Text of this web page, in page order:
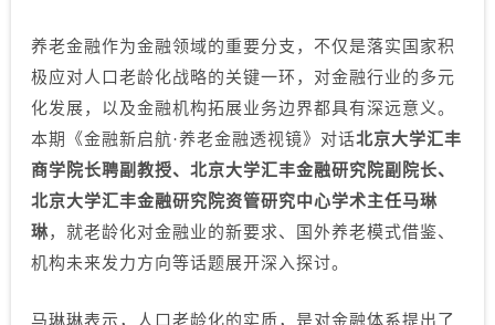
养老金融作为金融领域的重要分支，不仅是落实国家积
极应对人口老龄化战略的关键一环，对金融行业的多元
化发展，以及金融机构拓展业务边界都具有深远意义。
本期《金融新启航·养老金融透视镜》对话北京大学汇丰
商学院长聘副教授、北京大学汇丰金融研究院副院长、
北京大学汇丰金融研究院资管研究中心学术主任马琳
琳，就老龄化对金融业的新要求、国外养老模式借鉴、
机构未来发力方向等话题展开深入探讨。
马琳琳表示，人口老龄化的实质，是对金融体系提出了